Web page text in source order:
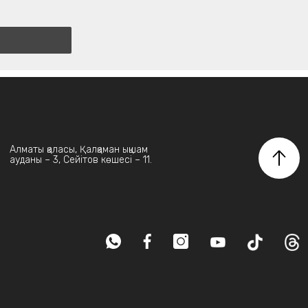
Алматы қаласы, Қалқаман ықшам
ауданы – 3, Сейітов көшесі – 11.